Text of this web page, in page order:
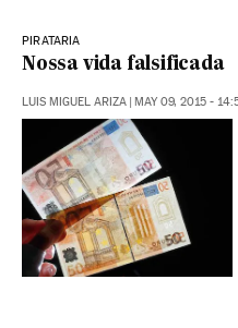
PIRATARIA
Nossa vida falsificada
LUIS MIGUEL ARIZA MAY 09, 2015 -